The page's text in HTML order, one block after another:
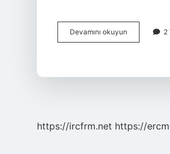
Devamını okuyun
alim
2
https://ircfrm.net https://